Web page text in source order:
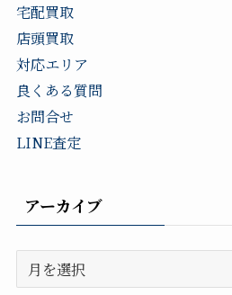
宅配買取
店頭買取
対応エリア
良くある質問
お問合せ
LINE査定
アーカイブ
ー